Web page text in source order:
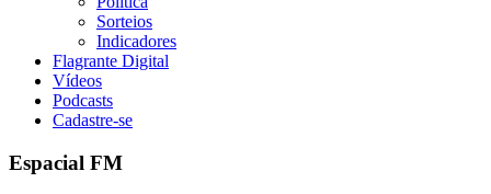
Sorteios
Indicadores
Flagrante Digital
Vídeos
Podcasts
Cadastre-se
Espacial FM